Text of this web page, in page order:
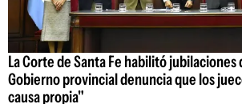
La Corte de Santa Fe habilitó
Gobierno provincial denuncia que los
causa propia"